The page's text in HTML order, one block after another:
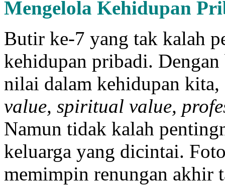
Mengelola Kehidupan
Butir ke-7 yang tak kalah
kehidupan pribadi.
nilai dalam kehidupan kita,
value, spiritual value,
Namun tidak kalah
keluarga yang dicintai.
memimpin renungan akhir